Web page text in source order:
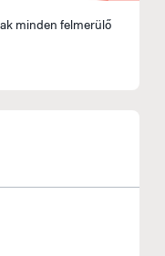
minden felmerülő